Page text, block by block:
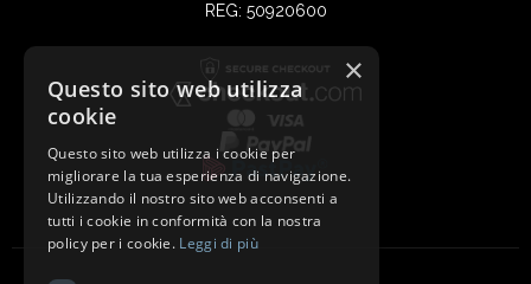
REG: 50920600
×
Questo sito web utilizza
cookie
Questo sito web utilizza i cookie per
migliorare la tua esperienza di navigazione.
Utilizzando il nostro sito web acconsenti a
tutti i cookie in conformità con la nostra
policy per i cookie. Leggi di più